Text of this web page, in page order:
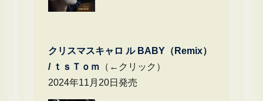
クリスマスキャロ ル BABY（Remix）
/ ｔｓＴｏｍ （←クリック）
2024年11月20日発売